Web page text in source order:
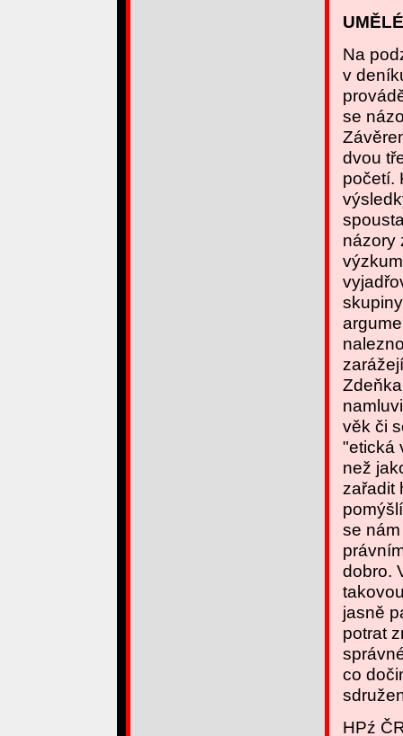
Na
v
se
dvou
početí.
názory
věk či
"etická
než
zařadit
se
dobro.
jasně
potrat
co
HPź